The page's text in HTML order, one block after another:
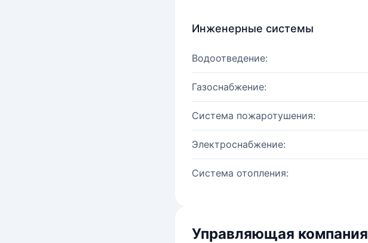
Инженерные системы
Водоотведение:
Газоснабжение:
Система пожаротушения:
Электроснабжение:
Система отопления:
Управляющая компания